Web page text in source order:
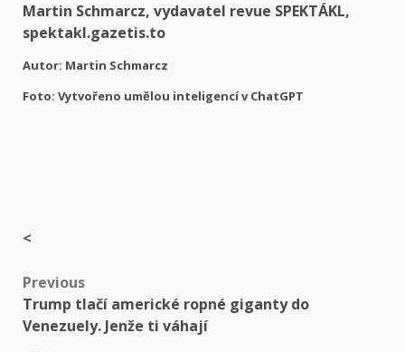
Martin Schmarcz, vydavatel revue SPEKTÁKL,
spektakl.gazetis.to
Autor: Martin Schmarcz
Foto: Vytvořeno umělou inteligencí v ChatGPT
<
Post
navigation
Previous
Trump tlačí americké ropné giganty do
Venezuely. Jenže ti váhají